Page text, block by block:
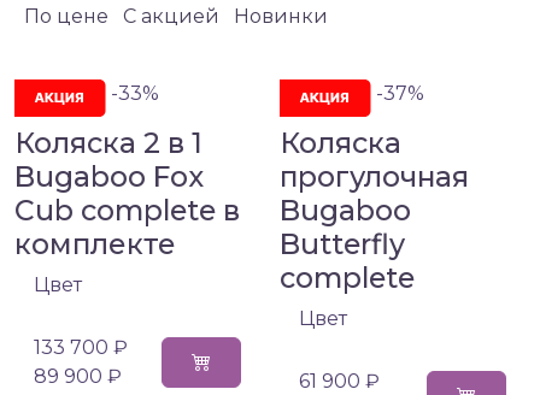
По цене
C акцией Новинки
-33%
Коляска 2 в 1
Bugaboo Fox
Cub complete в
комплекте
Цвет
133 700 ₽
89 900 ₽
-37%
Коляска
прогулочная
Bugaboo
Butterfly
complete
Цвет
61 900 ₽